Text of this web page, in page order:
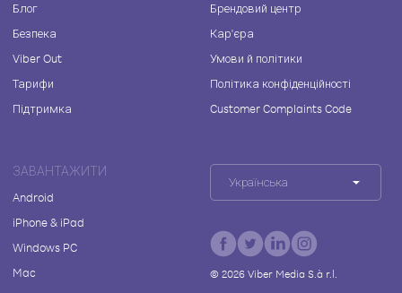
Блог
Безпека
Viber Out
Тарифи
Підтримка
Брендовий центр
Кар'єра
Умови й політики
Політика конфіденційності
Customer Complaints Code
ЗАВАНТАЖИТИ
Android
iPhone & iPad
Windows PC
Mac
Українська
© 2026Viber Media S.à r.l.